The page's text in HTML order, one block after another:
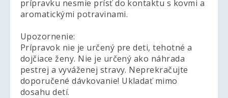
prípravku nesmie prísť do kontaktu s kovmi a
aromatickými potravinami.
Upozornenie:
Prípravok nie je určený pre deti, tehotné a
dojčiace ženy. Nie je určený ako náhrada
pestrej a vyváženej stravy. Neprekračujte
doporučené dávkovanie! Ukladať mimo
dosahu detí.